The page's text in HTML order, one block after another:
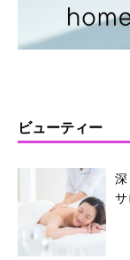
ビューティー
深